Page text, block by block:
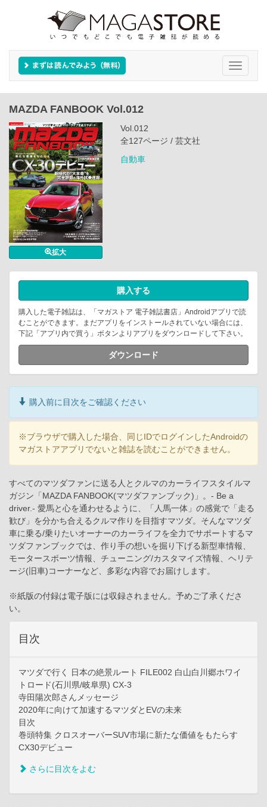
Toggle
MAZDA FANBOOK Vol.012
拡大
Vol.012
全127ページ / 芸文社
自動車
購入する
購入した電子雑誌は、「マガストア 電子雑誌書店」Androidアプリで読
むことができます。まだアプリをインストールされていない場合には、
下記「アプリ内で買う」ボタンよりアプリをダウンロードして下さい。
ダウンロード
購入前に目次をご確認ください
※ブラウザで購入した場合、同じIDでログインしたAndroidの
マガストアアプリでないと雑誌を読むことができません。
すべてのマツダファンに送る人とクルマのカーライフスタイルマ
ガジン「MAZDA FANBOOK(マツダファンブック)」。- Be a
driver.- 愛馬と心を通わせるように、「人馬一体」の感覚で「走る
歓び」を分かち合えるクルマ作りを目指すマツダ。そんなマツダ
車に乗る/乗りたいオーナーのカーライフを全力でサポートするマ
ツダファンブックでは、作り手の想いを掘り下げる新型車情報、
モータースポーツ情報、チューニング/カスタマイズ情報、ヘリテ
ージ(旧車)コーナーなど、多彩な内容でお届けします。
※紙版の付録は電子版には収録されません。予めご了承くださ
い。
目次
マツダで行く 日本の絶景ルート FILE002 白山白川郷ホワイ
トロード(石川県/岐阜県) CX-3
寺田陽次郎さんメッセージ
2020年に向けて加速するマツダとEVの未来
目次
巻頭特集 クロスオーバーSUV市場に新たな価値をもたらす
CX30デビュー
さらに目次をよむ